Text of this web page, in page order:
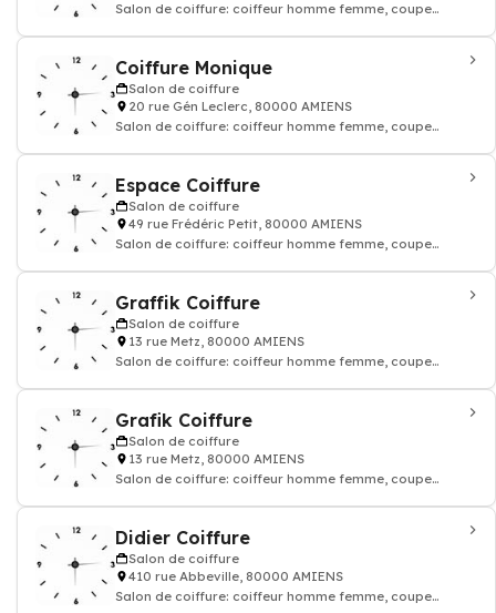
Salon de coiffure: coiffeur homme femme, coupe
Coiffure Monique
Salon de coiffure
20 rue Gén Leclerc, 80000 AMIENS
Salon de coiffure: coiffeur homme femme, coupe
Espace Coiffure
Salon de coiffure
49 rue Frédéric Petit, 80000 AMIENS
Salon de coiffure: coiffeur homme femme, coupe
Graffik Coiffure
Salon de coiffure
13 rue Metz, 80000 AMIENS
Salon de coiffure: coiffeur homme femme, coupe
Grafik Coiffure
Salon de coiffure
13 rue Metz, 80000 AMIENS
Salon de coiffure: coiffeur homme femme, coupe
Didier Coiffure
Salon de coiffure
410 rue Abbeville, 80000 AMIENS
Salon de coiffure: coiffeur homme femme, coupe